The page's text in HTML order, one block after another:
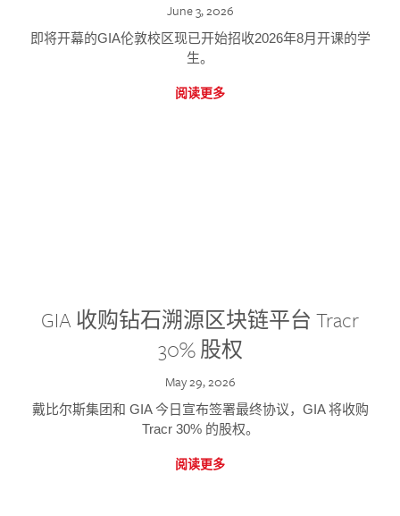
June 3, 2026
即将开幕的GIA伦敦校区现已开始招收2026年8月开课的学
生。
阅读更多
GIA 收购钻石溯源区块链平台 Tracr
30% 股权
May 29, 2026
戴比尔斯集团和 GIA 今日宣布签署最终协议，GIA 将收购
Tracr 30% 的股权。
阅读更多